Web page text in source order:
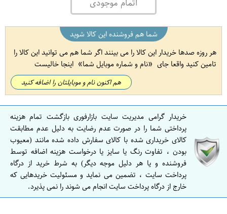
شما هم فروشنده این کالا شوید
هر روزه صدها خریدار این کالا را می بینند اگر شما هم می توانید این کالا را
تامین کنید واقعا جای
نام و شماره موبایل شما اینجا خالیست
هم اکنون نام و موبایلتان را اضافه کنید
خریدار گرامی مدیریت سایت بازارفوری بازگشت تمام هزینه
پرداختی شما را در صورت عدم رضایت به دلیل عدم مطابقت
کالای خریداری شده با کالای سفارش داده شده مانند (معیوب
بودن ، تفاوت رنگ یا سایز یا درخواست هزینه اضافه توسط
فروشنده و یا هر دلیل موجه دیگر) به شرط خرید از درگاه
پرداخت سایت ، تضمین می نماید و مسئولیت خریدهایی که
خارج از درگاه پرداخت سایت انجام می شوند را نمی پذیرد.